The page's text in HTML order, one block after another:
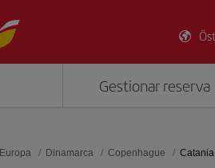
Gestionar reserva
Europa Dinamarca Copenhague